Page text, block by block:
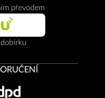
převodem
dobírku